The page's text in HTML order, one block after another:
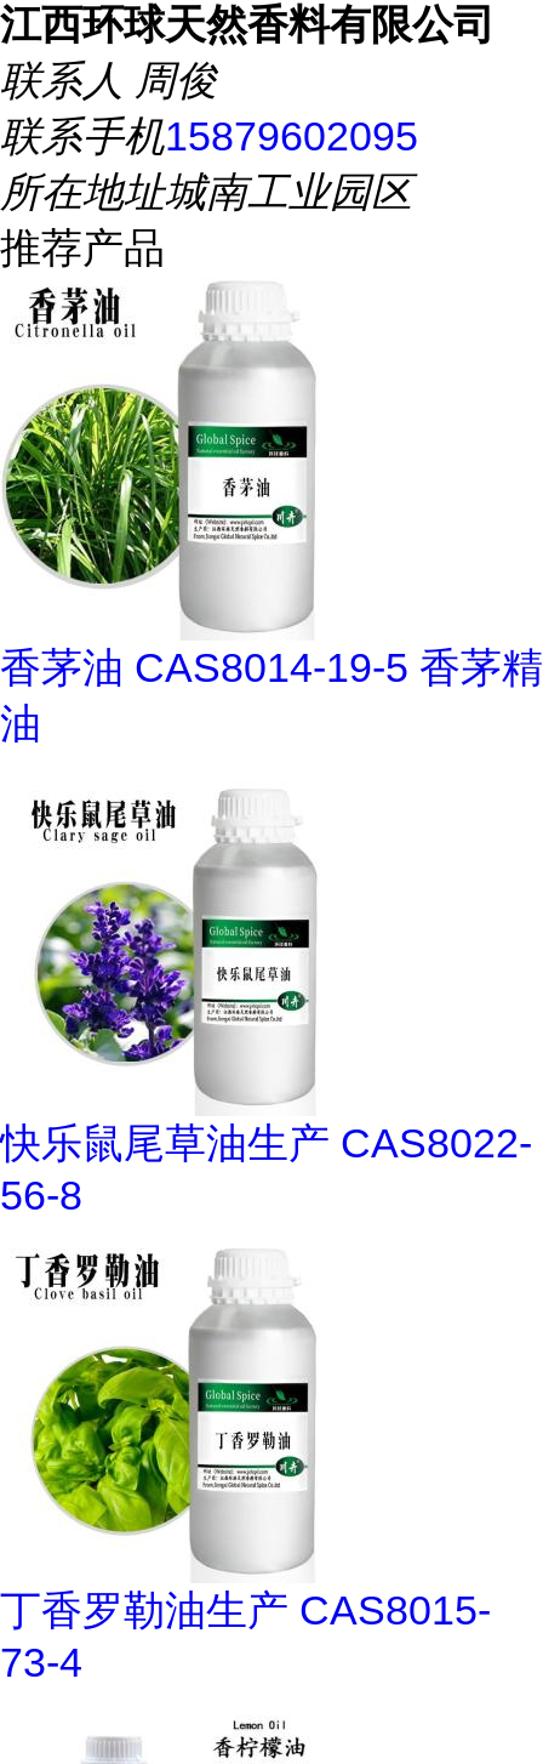
江西环球天然香料有限公司
联系人 周俊
联系手机15879602095
所在地址城南工业园区
推荐产品
香茅油 CAS8014-19-5 香茅精
油
快乐鼠尾草油生产 CAS8022-
56-8
丁香罗勒油生产 CAS8015-
73-4